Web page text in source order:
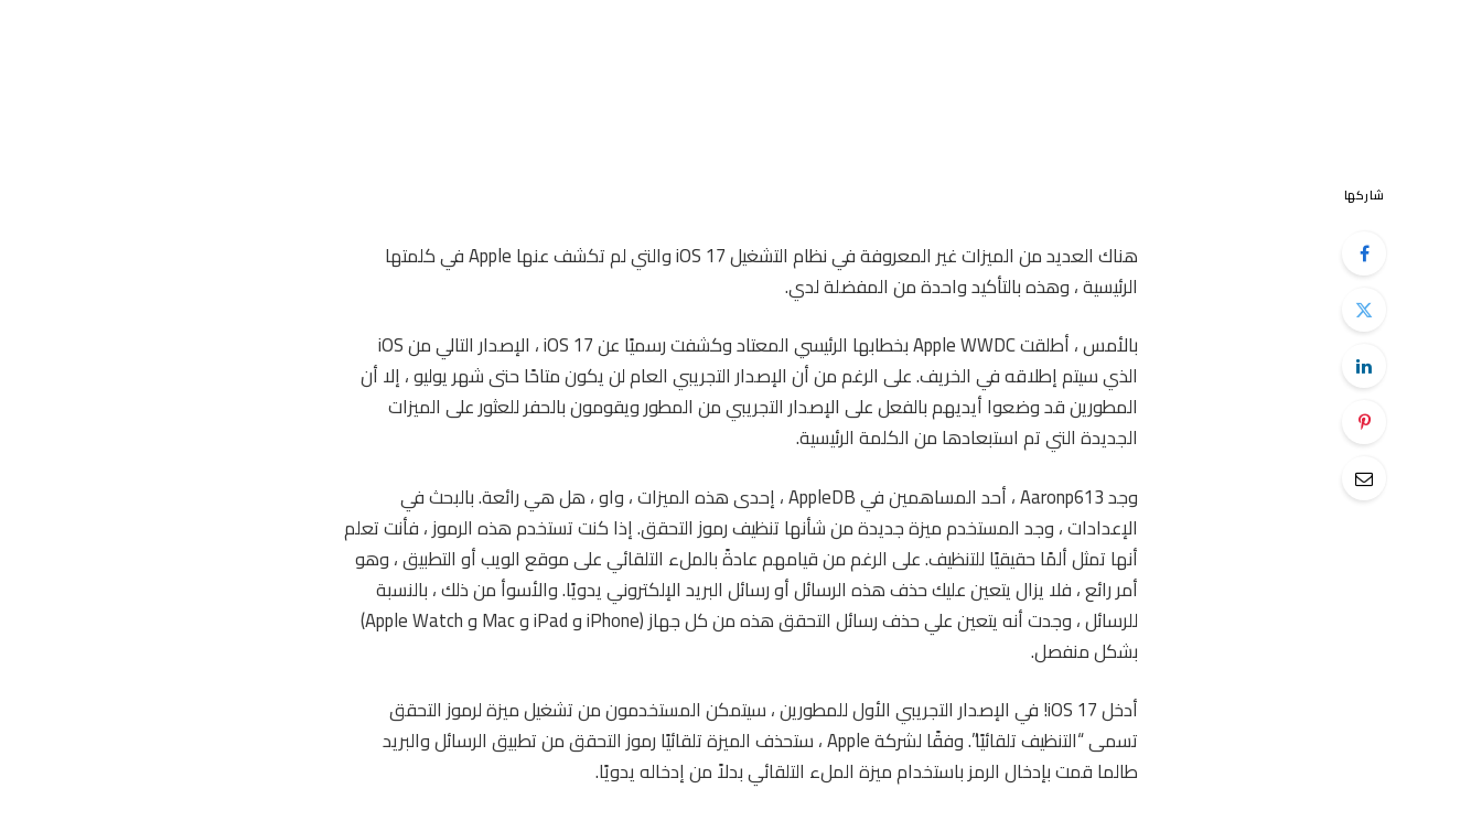
شاركها
هناك العديد من الميزات غير المعروفة في نظام التشغيل iOS 17 والتي لم تكشف عنها Apple في كلمتها
الرئيسية ، وهذه بالتأكيد واحدة من المفضلة لدي.
بالأمس ، أطلقت Apple WWDC بخطابها الرئيسي المعتاد وكشفت رسميًا عن iOS 17 ، الإصدار التالي من iOS
الذي سيتم إطلاقه في الخريف. على الرغم من أن الإصدار التجريبي العام لن يكون متاحًا حتى شهر يوليو ، إلا أن
المطورين قد وضعوا أيديهم بالفعل على الإصدار التجريبي من المطور ويقومون بالحفر للعثور على الميزات
الجديدة التي تم استبعادها من الكلمة الرئيسية.
وجد Aaronp613 ، أحد المساهمين في AppleDB ، إحدى هذه الميزات ، واو ، هل هي رائعة. بالبحث في
الإعدادات ، وجد المستخدم ميزة جديدة من شأنها تنظيف رموز التحقق. إذا كنت تستخدم هذه الرموز ، فأنت تعلم
أنها تمثل ألمًا حقيقيًا للتنظيف. على الرغم من قيامهم عادةً بالملء التلقائي على موقع الويب أو التطبيق ، وهو
أمر رائع ، فلا يزال يتعين عليك حذف هذه الرسائل أو رسائل البريد الإلكتروني يدويًا. والأسوأ من ذلك ، بالنسبة
للرسائل ، وجدت أنه يتعين علي حذف رسائل التحقق هذه من كل جهاز (iPhone و iPad و Mac و Apple Watch)
بشكل منفصل.
أدخل iOS 17! في الإصدار التجريبي الأول للمطورين ، سيتمكن المستخدمون من تشغيل ميزة لرموز التحقق
تسمى “التنظيف تلقائيًا”. وفقًا لشركة Apple ، ستحذف الميزة تلقائيًا رموز التحقق من تطبيق الرسائل والبريد
طالما قمت بإدخال الرمز باستخدام ميزة الملء التلقائي بدلاً من إدخاله يدويًا.